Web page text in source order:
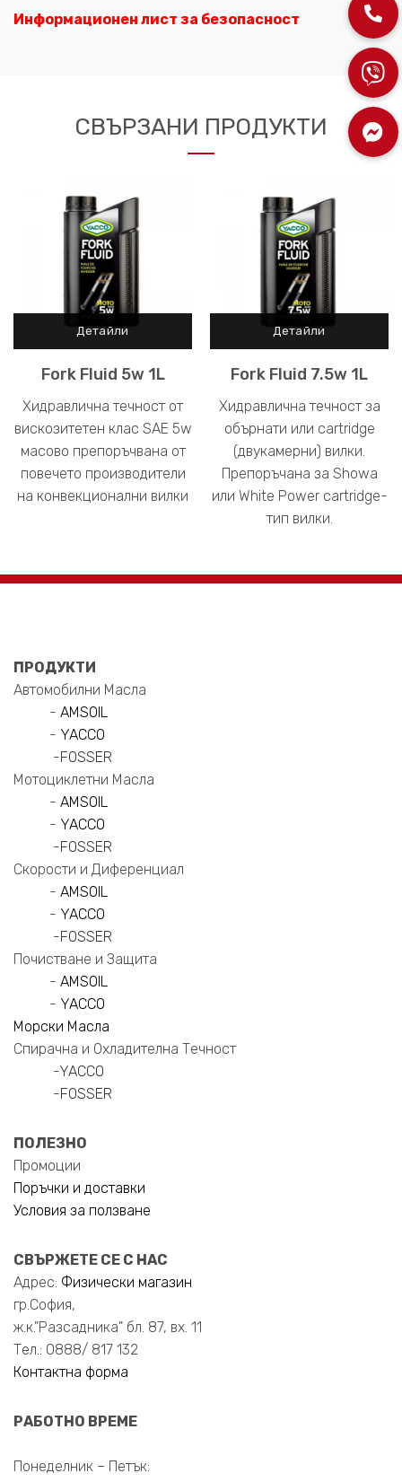
Информационен лист за безопасност
СВЪРЗАНИ ПРОДУКТИ
Fork Fluid 5w 1L
Хидравлична течност от
вискозитетен клас SAE 5w
масово препоръчвана от
повечето производители
на конвекционални вилки
Fork Fluid 7.5w 1L
Хидравлична течност за
обърнати или cartridge
(двукамерни) вилки.
Препоръчана за Showa
или White Power cartridge-
тип вилки.
ПРОДУКТИ
Автомобилни Масла
- AMSOIL
- YACCO
-FOSSER
Мотоциклетни Масла
- AMSOIL
- YACCO
-FOSSER
Скорости и Диференциал
- AMSOIL
- YACCO
-FOSSER
Почистване и Защита
- AMSOIL
- YACCO
Морски Масла
Спирачна и Охладителна Течност
-YACCO
-FOSSER
ПОЛЕЗНО
Промоции
Поръчки и доставки
Условия за ползване
СВЪРЖЕТЕ СЕ С НАС
Адрес: Физически магазин
гр.София,
ж.к."Разсадника" бл. 87, вх. 11
Тел.: 0888/ 817 132
Контактна форма
РАБОТНО ВРЕМЕ
Понеделник – Петък: